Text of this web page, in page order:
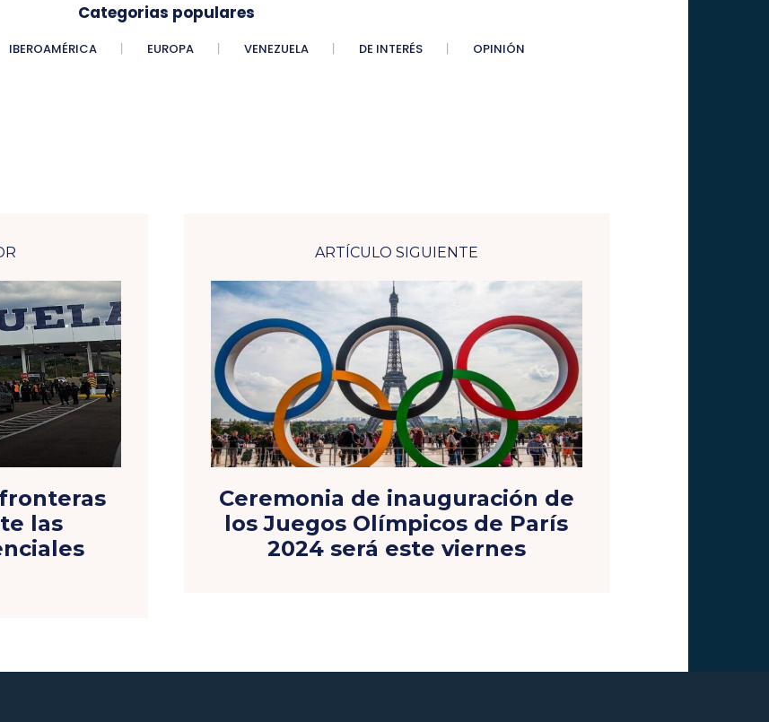
Categorias populares
IBEROAMÉRICA EUROPA VENEZUELA DE INTERÉS OPINIÓN
las
ARTÍCULO SIGUIENTE
Ceremonia de inauguración de
los Juegos Olímpicos de París
2024 será este viernes